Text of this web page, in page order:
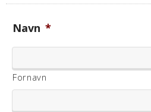
Navn *
Fornavn